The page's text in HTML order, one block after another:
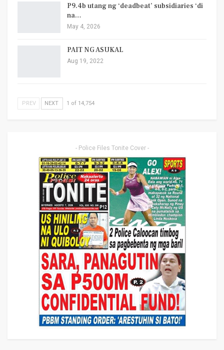
P9.4b utang ng ‘deadbeat’ subsidiaries ‘di
na…
May 4, 2026
PAIT NG ASUKAL
Aug 19, 2022
PREV NEXT 1 of 14,754
- Police Files Tonite Cover -